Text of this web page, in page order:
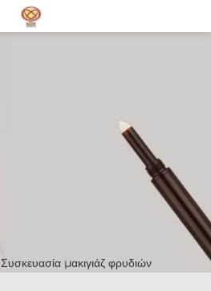
Συσκευασία μακιγιάζ φρυδιών